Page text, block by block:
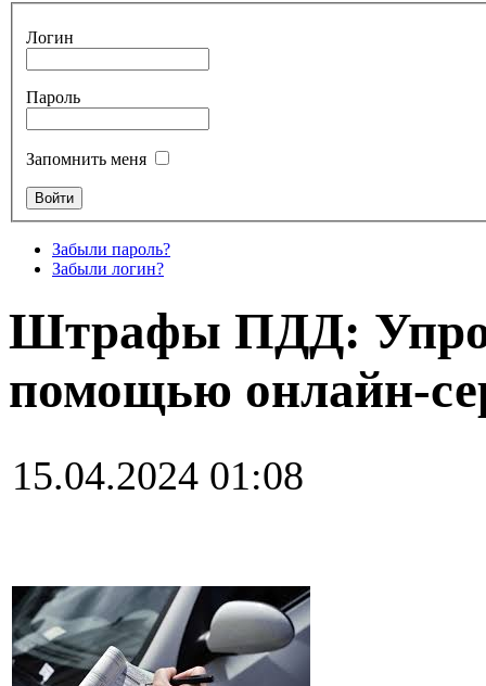
Логин
Пароль
Запомнить меня
Забыли пароль?
Забыли логин?
Штрафы ПДД:
помощью онлайн-
15.04.2024 01:08